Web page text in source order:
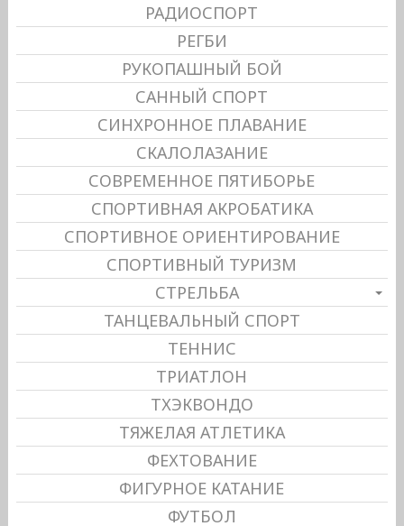
РАДИОСПОРТ
РЕГБИ
РУКОПАШНЫЙ БОЙ
САННЫЙ СПОРТ
СИНХРОННОЕ ПЛАВАНИЕ
СКАЛОЛАЗАНИЕ
СОВРЕМЕННОЕ ПЯТИБОРЬЕ
СПОРТИВНАЯ АКРОБАТИКА
СПОРТИВНОЕ ОРИЕНТИРОВАНИЕ
СПОРТИВНЫЙ ТУРИЗМ
СТРЕЛЬБА
ТАНЦЕВАЛЬНЫЙ СПОРТ
ТЕННИС
ТРИАТЛОН
ТХЭКВОНДО
ТЯЖЕЛАЯ АТЛЕТИКА
ФЕХТОВАНИЕ
ФИГУРНОЕ КАТАНИЕ
ФУТБОЛ